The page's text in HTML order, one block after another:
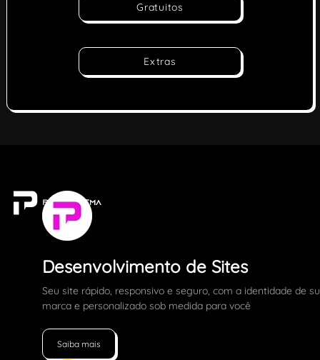
Gratuitos
Extras
Desenvolvimento de Sites
Seu site rápido, responsivo e seguro, com a identidade de
marca e personalizado sob medida para você
Saiba mais